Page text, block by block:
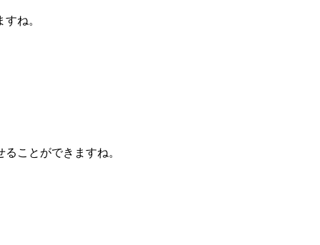
ね。
ことができますね。